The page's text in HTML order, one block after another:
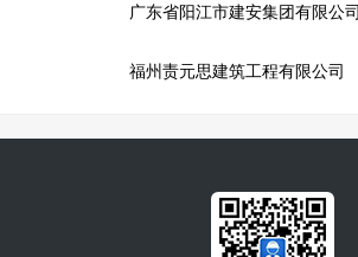
广东省阳江市建安集团有限公司
福州责元思建筑工程有限公司